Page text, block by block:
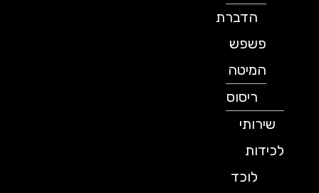
הדברת
פשפש
המיטה
ריסוס
שירותי
לכידות
לוכד